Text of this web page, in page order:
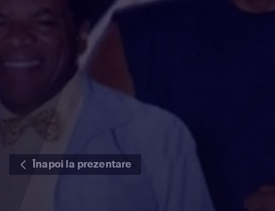
Înapoi la prezentare